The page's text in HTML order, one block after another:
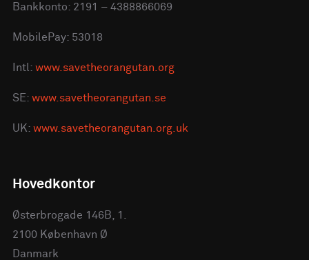
Bankkonto: 2191 – 4388866069
MobilePay: 53018
Intl: www.savetheorangutan.org
SE: www.savetheorangutan.se
UK: www.savetheorangutan.org.uk
Hovedkontor
Østerbrogade 146B, 1.
2100 København Ø
Danmark